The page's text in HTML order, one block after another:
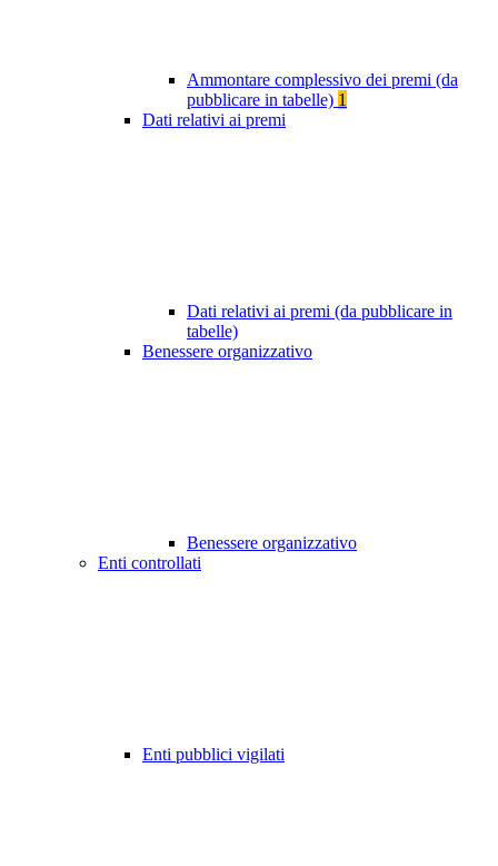
Ammontare complessivo dei premi (da
pubblicare in tabelle) 1
Dati relativi ai premi
Dati relativi ai premi (da pubblicare in
tabelle)
Benessere organizzativo
Benessere organizzativo
Enti controllati
Enti pubblici vigilati